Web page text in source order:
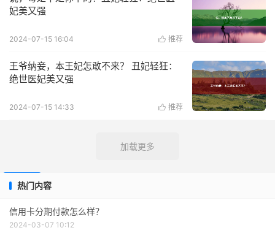
妃美又强
 推荐
2024-07-15 16:04
王爷纳妾，本王妃怎敢不来？ 丑妃轻狂：
绝世医妃美又强
 推荐
2024-07-15 14:33
加载更多
下一页
热门内容
信用卡分期付款怎么样？
2024-03-07 10:12